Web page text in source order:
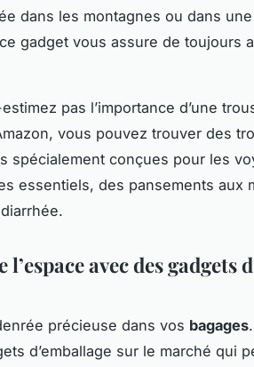
dans les montagnes ou dans
gadget vous assure de toujours
pas l’importance d’une
vous pouvez trouver des
spécialement conçues pour les
essentiels, des pansements aux
avec des gadgets
précieuse dans vos bagages
d’emballage sur le marché qui